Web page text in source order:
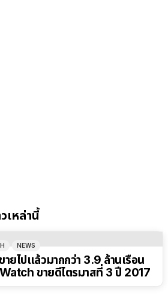
เหล่านี้
NEWS
ยไปแล้วมากกว่า 3.9 ล้านเรือน
ขายดีไตรมาสที่ 3 ปี 2017